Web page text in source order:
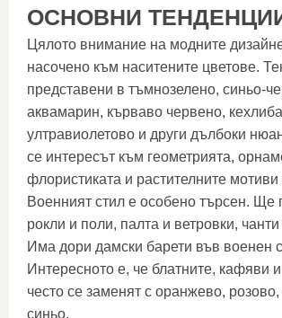
ОСНОВНИ
Цялото внимание на модните
насочено към наситените цветове.
представени в тъмнозелено, синьо-
аквамарин, кърваво червено,
ултравиолетово и други дълбоки
се интересът към геометрията,
флористиката и растителните мотиви
Военният стил е особено търсен. Ще
рокли и поли, палта и ветровки,
Има дори дамски барети във военен
Интересното е, че блатните, кафяви
често се заменят с оранжево,
синьо.